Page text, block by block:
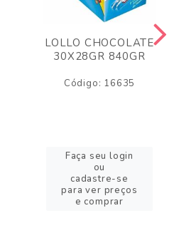
LOLLO CHOCOLATE
30X28GR 840GR
Código: 16635
Faça seu login
ou
cadastre-se
para ver preços
e comprar